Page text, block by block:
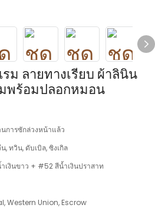
ม ลายทางเรียบ ผ้าลินิน
พร้อมปลอกหมอน
การซักล่วงหน้าแล้ว
, ทวิน, ดับเบิล, ซิงเกิล
เงินขาว + #52 สีน้ำเงินปราสาท
Western Union, Escrow